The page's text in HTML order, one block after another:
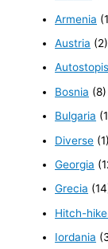
Armenia
Austria (2)
Bosnia (8)
Bulgaria
Diverse (1)
Georgia
Grecia
Hitch-
Iordania